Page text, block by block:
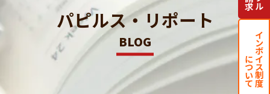
パピルス・リポート
BLOG インボイス制度
について